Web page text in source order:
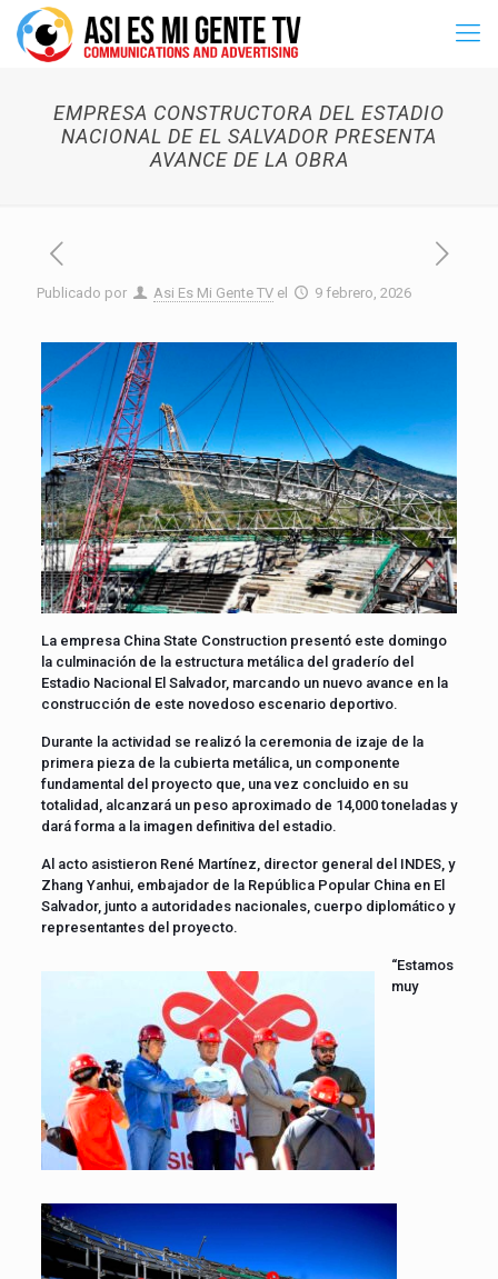
EMPRESA CONSTRUCTORA DEL ESTADIO
NACIONAL DE EL SALVADOR PRESENTA
AVANCE DE LA OBRA
Publicado por Asi Es Mi Gente TV el 9 febrero, 2026
La empresa China State Construction presentó este domingo
la culminación de la estructura metálica del graderío del
Estadio Nacional El Salvador, marcando un nuevo avance en la
construcción de este novedoso escenario deportivo.
Durante la actividad se realizó la ceremonia de izaje de la
primera pieza de la cubierta metálica, un componente
fundamental del proyecto que, una vez concluido en su
totalidad, alcanzará un peso aproximado de 14,000 toneladas y
dará forma a la imagen definitiva del estadio.
Al acto asistieron René Martínez, director general del INDES, y
Zhang Yanhui, embajador de la República Popular China en El
Salvador, junto a autoridades nacionales, cuerpo diplomático y
representantes del proyecto.
“Estamos
muy